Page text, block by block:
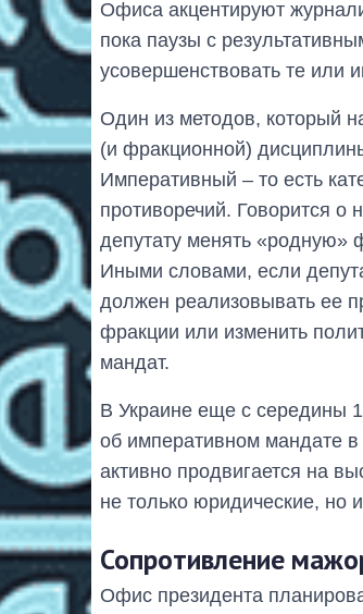
Офиса акцентируют
пока паузы с
усовершенствовать те или
Один из методов, который
(и фракционной)
Императивный – то есть
противоречий. Говорится о
депутату менять «родную»
Иными словами, если
должен реализовывать ее
фракции или изменить
мандат.
В Украине еще с середины
об императивном мандате в
активно продвигается на
не только юридические, но
Сопротивление
Офис президента